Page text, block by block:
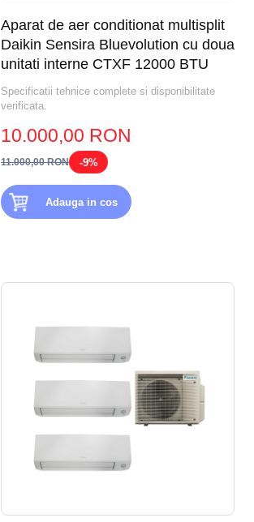
Aparat de aer conditionat multisplit
Daikin Sensira Bluevolution cu doua
unitati interne CTXF 12000 BTU
Specificatii tehnice complete si disponibilitate
verificata.
10.000,00 RON
11.000,00 RON -9%
Adauga in cos